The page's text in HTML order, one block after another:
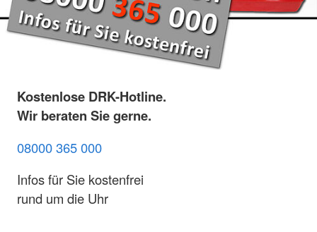
Kostenlose DRK-Hotline.
Wir beraten Sie gerne.
08000 365 000
Infos für Sie kostenfrei
rund um die Uhr